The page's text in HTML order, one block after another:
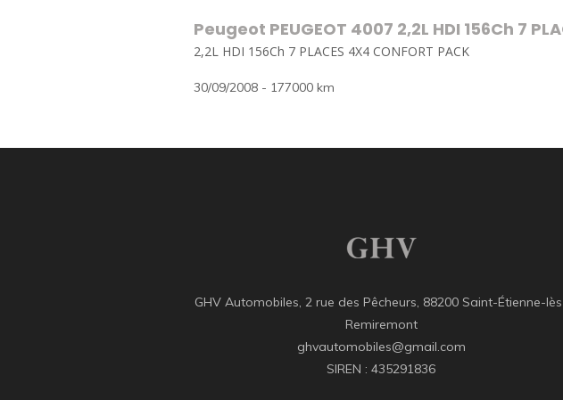
Peugeot PEUGEOT 4007 2,2L HDI 156Ch 7
2,2L HDI 156Ch 7 PLACES 4X4 CONFORT PACK
30/09/2008 - 177000 km
GHV Automobiles, 2 rue des Pêcheurs, 88200 Saint-Étienne-
Remiremont
ghvautomobiles@gmail.com
SIREN : 435291836